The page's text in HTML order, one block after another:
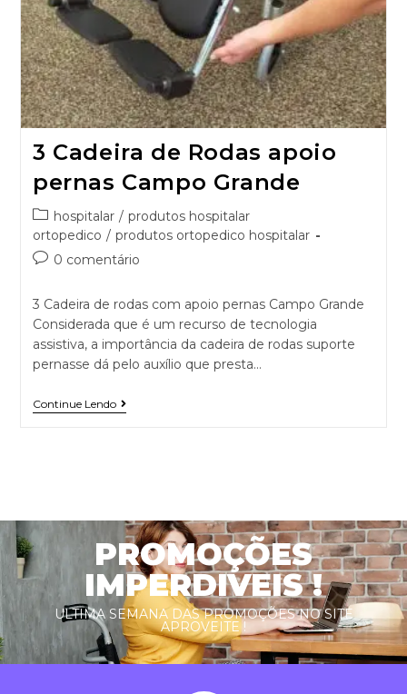
3 Cadeira de Rodas apoio
pernas Campo Grande
hospitalar / produtos hospitalar
ortopedico / produtos ortopedico hospitalar
0 comentário
3 Cadeira de rodas com apoio pernas Campo Grande
Considerada que é um recurso de tecnologia
assistiva, a importância da cadeira de rodas suporte
pernasse dá pelo auxílio que presta…
Continue Lendo
PROMOÇÕES
IMPERDIVEIS !
ULTIMA SEMANA DAS PROMOÇÕES NO SITE
APROVEITE !